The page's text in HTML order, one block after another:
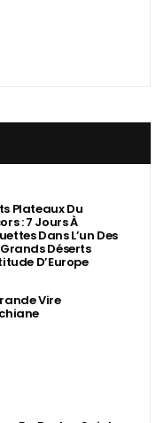
Plateaux Du
: 7 Jours À
Dans L’un Des
Déserts
D’Europe
Vire